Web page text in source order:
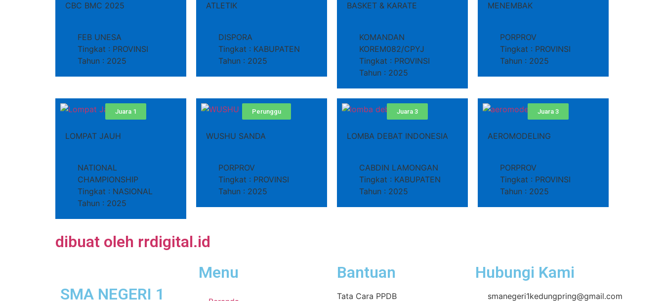
CBC BMC 2025
FEB UNESA
Tingkat : PROVINSI
Tahun : 2025
ATLETIK
DISPORA
Tingkat : KABUPATEN
Tahun : 2025
BASKET & KARATE
KOMANDAN
KOREM082/CPYJ
Tingkat : PROVINSI
Tahun : 2025
MENEMBAK
PORPROV
Tingkat : PROVINSI
Tahun : 2025
Juara 1
LOMPAT JAUH
NATIONAL
CHAMPIONSHIP
Tingkat : NASIONAL
Tahun : 2025
Perunggu
WUSHU SANDA
PORPROV
Tingkat : PROVINSI
Tahun : 2025
Juara 3
LOMBA DEBAT INDONESIA
CABDIN LAMONGAN
Tingkat : KABUPATEN
Tahun : 2025
Juara 3
AEROMODELING
PORPROV
Tingkat : PROVINSI
Tahun : 2025
dibuat oleh rrdigital.id
SMA NEGERI 1
Menu Bantuan
Tata Cara PPDB
Hubungi Kami
smanegeri1kedungpring@gmail.com